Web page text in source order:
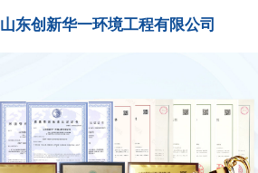
山东创新华一环境工程有限公司